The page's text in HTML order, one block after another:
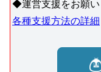
◆運営支援をお願い
各種支援方法の詳細